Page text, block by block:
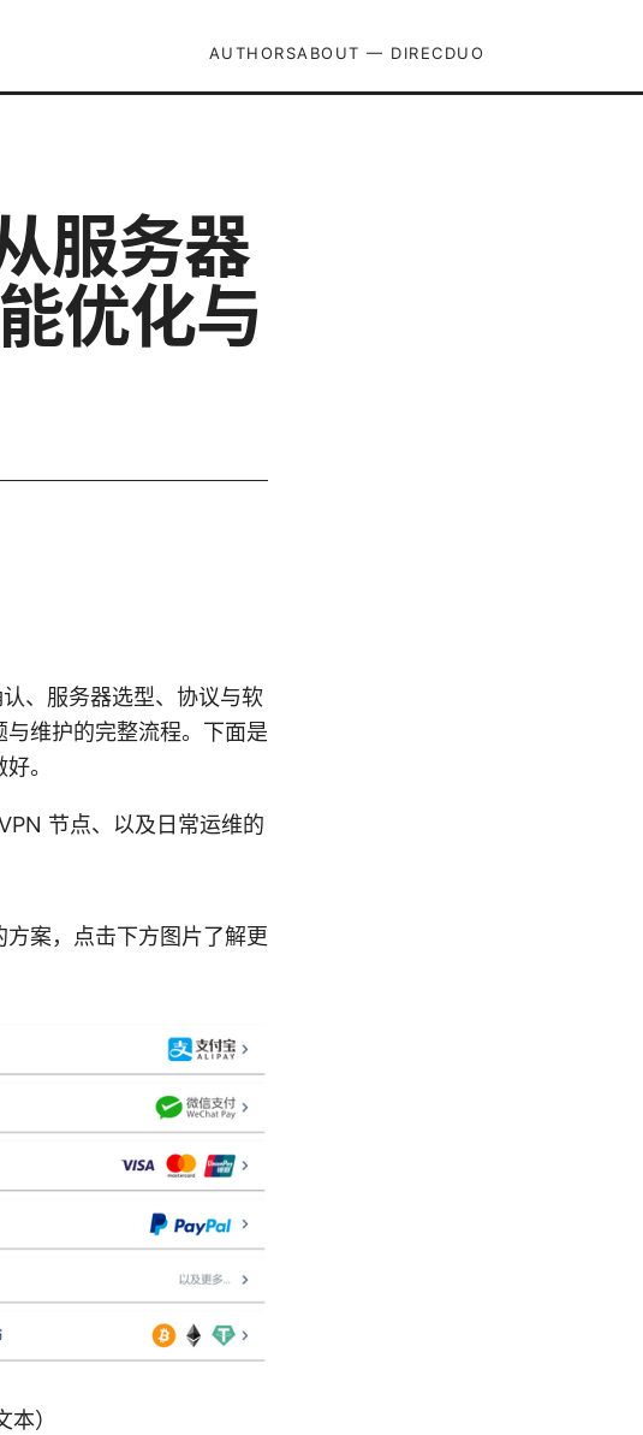
AUTHORSABOUT — DIRECDUO
服务器
优化与
、服务器选型、协议与软
维护的完整流程。下面是
。
节点、以及日常运维的
案，点击下方图片了解更
）